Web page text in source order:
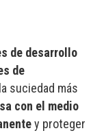
de desarrollo
de
suciedad más
con el medio
y proteger